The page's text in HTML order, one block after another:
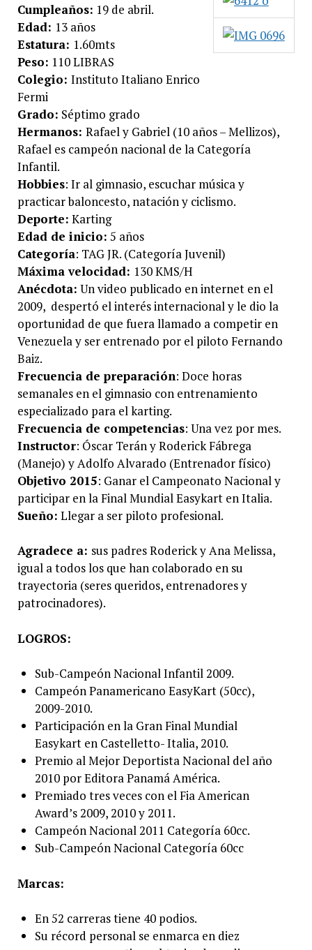
Cumpleaños: 19 de abril.
Edad: 13 años
Estatura: 1.60mts
Peso: 110 LIBRAS
Colegio: Instituto Italiano Enrico
Fermi
Grado: Séptimo grado
Hermanos: Rafael y Gabriel (10 años – Mellizos),
Rafael es campeón nacional de la Categoría
Infantil.
Hobbies: Ir al gimnasio, escuchar música y
practicar baloncesto, natación y ciclismo.
Deporte: Karting
Edad de inicio: 5 años
Categoría: TAG JR. (Categoría Juvenil)
Máxima velocidad: 130 KMS/H
Anécdota: Un video publicado en internet en el
2009, despertó el interés internacional y le dio la
oportunidad de que fuera llamado a competir en
Venezuela y ser entrenado por el piloto Fernando
Baiz.
Frecuencia de preparación: Doce horas
semanales en el gimnasio con entrenamiento
especializado para el karting.
Frecuencia de competencias: Una vez por mes.
Instructor: Óscar Terán y Roderick Fábrega
(Manejo) y Adolfo Alvarado (Entrenador físico)
Objetivo 2015: Ganar el Campeonato Nacional y
participar en la Final Mundial Easykart en Italia.
Sueño: Llegar a ser piloto profesional.
Agradece a: sus padres Roderick y Ana Melissa,
igual a todos los que han colaborado en su
trayectoria (seres queridos, entrenadores y
patrocinadores).
LOGROS:
Sub-Campeón Nacional Infantil 2009.
Campeón Panamericano EasyKart (50cc),
2009-2010.
Participación en la Gran Final Mundial
Easykart en Castelletto- Italia, 2010.
Premio al Mejor Deportista Nacional del año
2010 por Editora Panamá América.
Premiado tres veces con el Fia American
Award’s 2009, 2010 y 2011.
Campeón Nacional 2011 Categoría 60cc.
Sub-Campeón Nacional Categoría 60cc
Marcas:
En 52 carreras tiene 40 podios.
Su récord personal se enmarca en diez